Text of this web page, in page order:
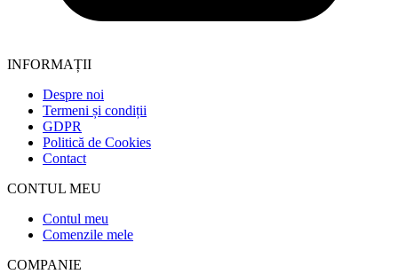
INFORMAȚII
Despre noi
Termeni și condiții
GDPR
Politică de Cookies
Contact
CONTUL MEU
Contul meu
Comenzile mele
COMPANIE